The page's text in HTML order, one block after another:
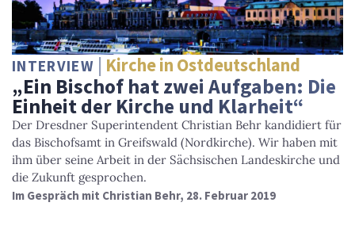
INTERVIEW Kirche in Ostdeutschland
„Ein Bischof hat zwei Aufgaben: Die
Einheit der Kirche und Klarheit“
Der Dresdner Superintendent Christian Behr kandidiert für
das Bischofsamt in Greifswald (Nordkirche). Wir haben mit
ihm über seine Arbeit in der Sächsischen Landeskirche und
die Zukunft gesprochen.
Im Gespräch mit Christian Behr, 28. Februar 2019